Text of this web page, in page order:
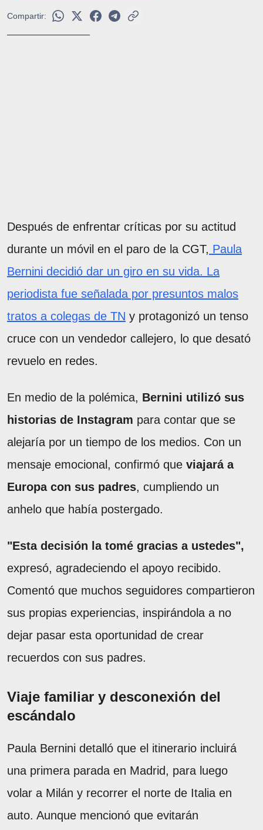
Compartir:
Después de enfrentar críticas por su actitud
durante un móvil en el paro de la CGT, Paula
Bernini decidió dar un giro en su vida. La
periodista fue señalada por presuntos malos
tratos a colegas de TN y protagonizó un tenso
cruce con un vendedor callejero, lo que desató
revuelo en redes.
En medio de la polémica, Bernini utilizó sus
historias de Instagram para contar que se
alejaría por un tiempo de los medios. Con un
mensaje emocional, confirmó que viajará a
Europa con sus padres, cumpliendo un
anhelo que había postergado.
"Esta decisión la tomé gracias a ustedes",
expresó, agradeciendo el apoyo recibido.
Comentó que muchos seguidores compartieron
sus propias experiencias, inspirándola a no
dejar pasar esta oportunidad de crear
recuerdos con sus padres.
Viaje familiar y desconexión del
escándalo
Paula Bernini detalló que el itinerario incluirá
una primera parada en Madrid, para luego
volar a Milán y recorrer el norte de Italia en
auto. Aunque mencionó que evitarán